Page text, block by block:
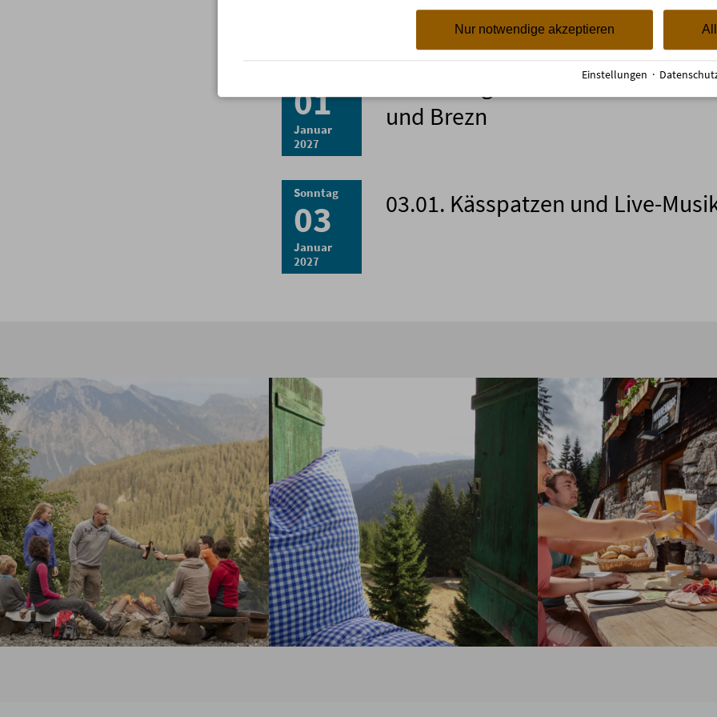
01
Januar
2027
01.01. langes Frühstück mit
und Brezn
Sonntag
03
Januar
2027
03.01. Kässpatzen und Live-
Nur notwendige akzeptieren
Einstellungen ·